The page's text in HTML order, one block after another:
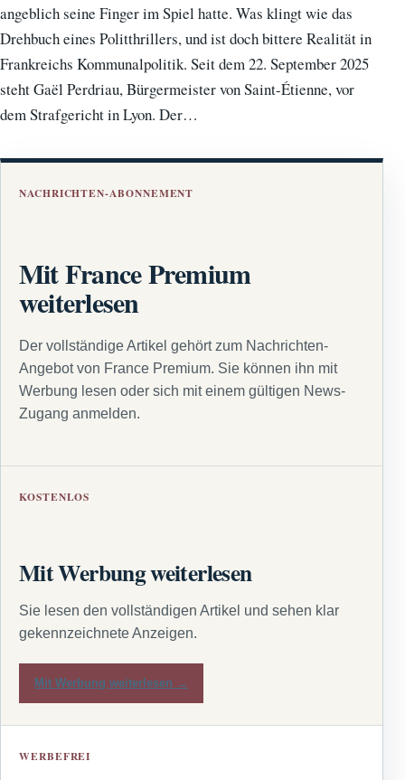
angeblich seine Finger im Spiel hatte. Was klingt wie das
Drehbuch eines Politthrillers, und ist doch bittere Realität in
Frankreichs Kommunalpolitik. Seit dem 22. September 2025
steht Gaël Perdriau, Bürgermeister von Saint-Étienne, vor
dem Strafgericht in Lyon. Der…
NACHRICHTEN-ABONNEMENT
Mit France Premium
weiterlesen
Der vollständige Artikel gehört zum Nachrichten-
Angebot von France Premium. Sie können ihn mit
Werbung lesen oder sich mit einem gültigen News-
Zugang anmelden.
KOSTENLOS
Mit Werbung weiterlesen
Sie lesen den vollständigen Artikel und sehen klar
gekennzeichnete Anzeigen.
Mit Werbung weiterlesen →
WERBEFREI